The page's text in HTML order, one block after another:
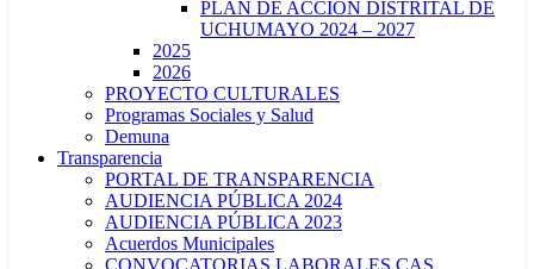
PLAN DE ACCIÓN DISTRITAL DE
UCHUMAYO 2024 – 2027
2025
2026
PROYECTO CULTURALES
Programas Sociales y Salud
Demuna
Transparencia
PORTAL DE TRANSPARENCIA
AUDIENCIA PÚBLICA 2024
AUDIENCIA PÚBLICA 2023
Acuerdos Municipales
CONVOCATORIAS LABORALES CAS